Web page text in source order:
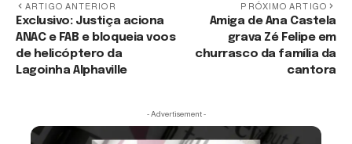
ARTIGO ANTERIOR
Exclusivo: Justiça aciona
ANAC e FAB e bloqueia voos
de helicóptero da
Lagoinha Alphaville
PRÓXIMO ARTIGO
Amiga de Ana Castela
grava Zé Felipe em
churrasco da família da
cantora
- Advertisement -